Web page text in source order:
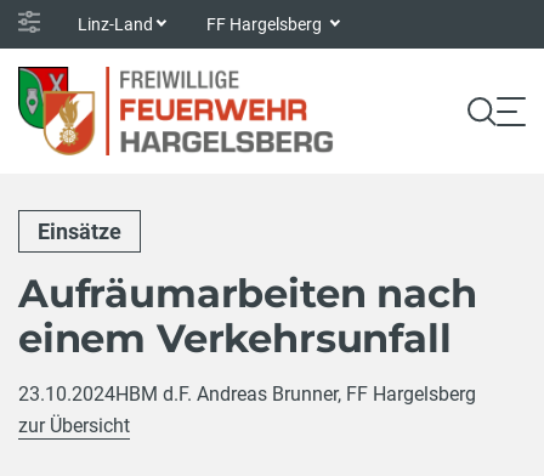
Linz-Land FF Hargelsberg
Einsätze
Aufräumarbeiten nach
einem Verkehrsunfall
23.10.2024HBM d.F. Andreas Brunner, FF Hargelsberg
zur Übersicht